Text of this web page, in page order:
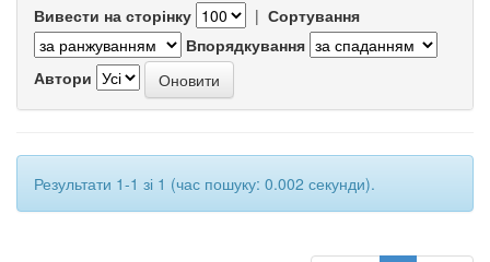
Вивести на сторінку | Сортування
Впорядкування
Автори
Результати 1-1 зі 1 (час пошуку: 0.002 секунди).